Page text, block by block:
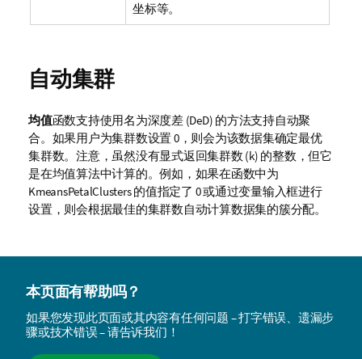
坐标等。
自动集群
均值函数支持使用名为深度差 (DeD) 的方法支持自动聚
合。如果用户为集群数设置 0，则会为该数据集确定最优
集群数。注意，虽然没有显式返回集群数 (k) 的整数，但它
是在均值算法中计算的。例如，如果在函数中为
KmeansPetalClusters的值指定了 0 或通过变量输入框进行
设置，则会根据最佳的集群数自动计算数据集的簇分配。
本页面有帮助吗？
如果您发现此页面或其内容有任何问题 – 打字错误、遗漏步
骤或技术错误 – 请告诉我们！